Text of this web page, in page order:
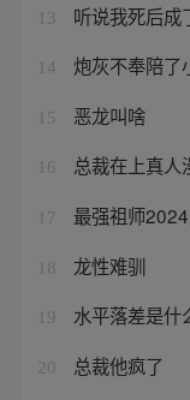
13 听说我死后成
14 炮灰不奉陪了
15 恶龙叫啥
16 总裁在上真人
17 最强祖师
18 龙性难驯
19 水平落差是什
20 总裁他疯了